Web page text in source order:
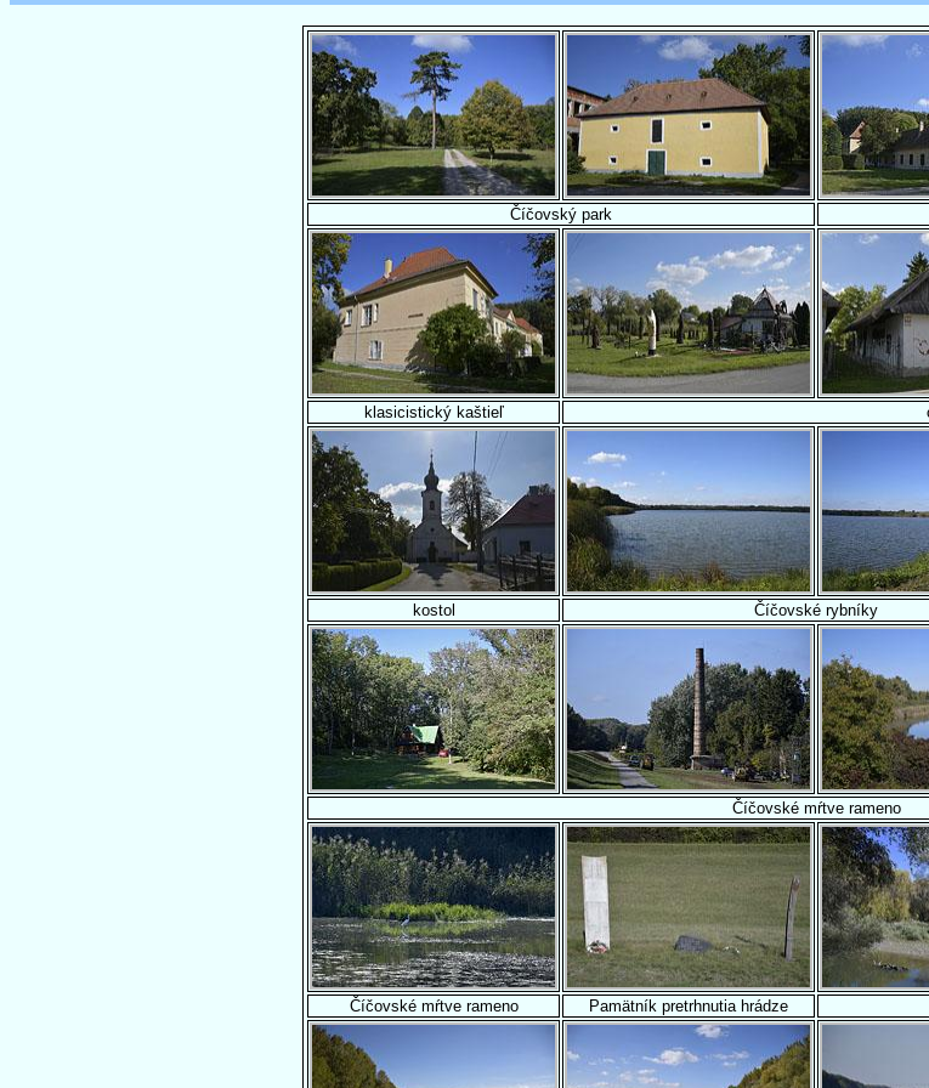
Číčovský park
klasicistický kaštieľ
kostol Číčovské rybníky
Číčovské mŕtve rameno
Číčovské mŕtve rameno Pamätník pretrhnutia hrádze